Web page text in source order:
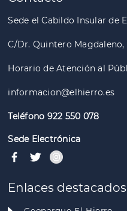
Sede el Cabildo Insular de
C/Dr. Quintero Magdaleno,
Horario de Atención al
informacion@elhierro.es
Teléfono 922 550 078
Sede Electrónica
Enlaces destacados